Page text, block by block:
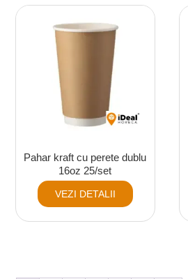
Pahar kraft cu perete dublu
16oz 25/set
VEZI DETALII